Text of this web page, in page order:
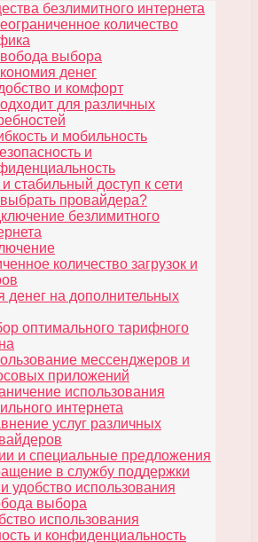
безлимитного интернета
количество
выбора
денег
и комфорт
для различных
и мобильность
и
стабильный доступ к сети
выбрать провайдера?
безлимитного
количество загрузок и
денег на дополнительных
оптимального тарифного
мессенджеров и
приложений
использования
интернета
услуг различных
и специальные предложения
в службу поддержки
удобство использования
выбора
использования
и конфиденциальность